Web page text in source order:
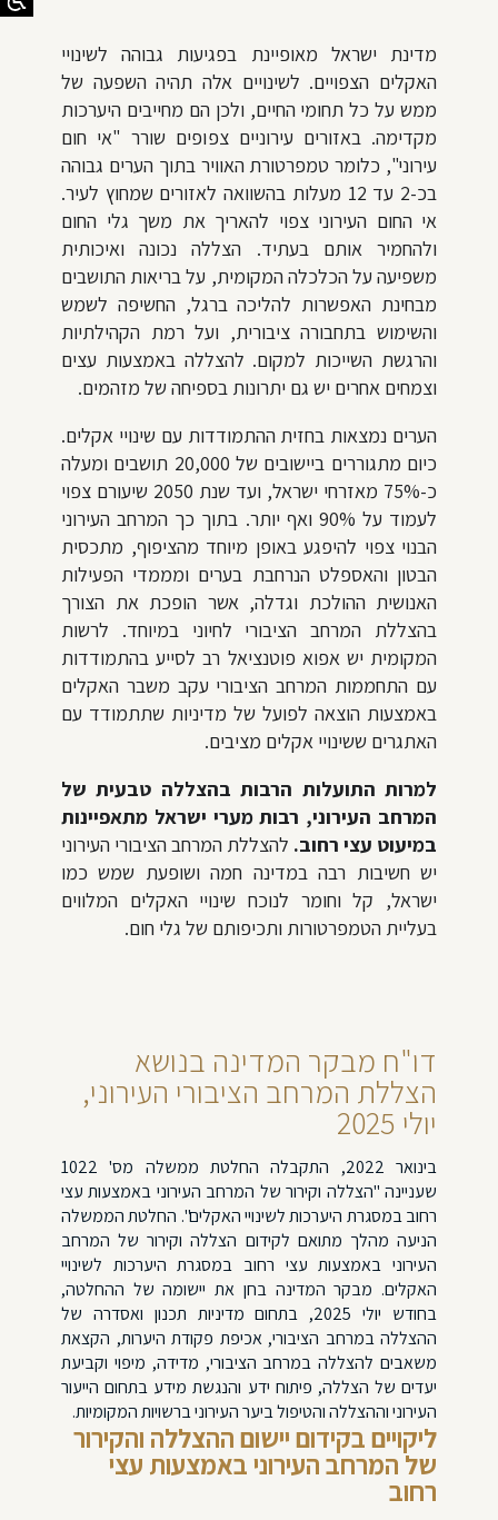
מדינת ישראל מאופיינת בפגיעות גבוהה לשינויי
האקלים הצפויים. לשינויים אלה תהיה השפעה של
ממש על כל תחומי החיים, ולכן הם מחייבים היערכות
מקדימה. באזורים עירוניים צפופים שורר "אי חום
עירוני", כלומר טמפרטורת האוויר בתוך הערים גבוהה
בכ-2 עד 12 מעלות בהשוואה לאזורים שמחוץ לעיר.
אי החום העירוני צפוי להאריך את משך גלי החום
ולהחמיר אותם בעתיד. הצללה נכונה ואיכותית
משפיעה על הכלכלה המקומית, על בריאות התושבים
מבחינת האפשרות להליכה ברגל, החשיפה לשמש
והשימוש בתחבורה ציבורית, ועל רמת הקהילתיות
והרגשת השייכות למקום. להצללה באמצעות עצים
וצמחים אחרים יש גם יתרונות בספיחה של מזהמים.
הערים נמצאות בחזית ההתמודדות עם שינויי אקלים.
כיום מתגוררים ביישובים של 20,000 תושבים ומעלה
כ-75% מאזרחי ישראל, ועד שנת 2050 שיעורם צפוי
לעמוד על 90% ואף יותר. בתוך כך המרחב העירוני
הבנוי צפוי להיפגע באופן מיוחד מהציפוף, מתכסית
הבטון והאספלט הנרחבת בערים ומממדי הפעילות
האנושית ההולכת וגדלה, אשר הופכת את הצורך
בהצללת המרחב הציבורי לחיוני במיוחד. לרשות
המקומית יש אפוא פוטנציאל רב לסייע בהתמודדות
עם התחממות המרחב הציבורי עקב משבר האקלים
באמצעות הוצאה לפועל של מדיניות שתתמודד עם
האתגרים ששינויי אקלים מציבים.
למרות התועלות הרבות בהצללה טבעית של
המרחב העירוני, רבות מערי ישראל מתאפיינות
במיעוט עצי רחוב. להצללת המרחב הציבורי העירוני
יש חשיבות רבה במדינה חמה ושופעת שמש כמו
ישראל, קל וחומר לנוכח שינויי האקלים המלווים
בעליית הטמפרטורות ותכיפותם של גלי חום.
דו"ח מבקר המדינה בנושא
הצללת המרחב הציבורי העירוני,
יולי 2025
בינואר 2022, התקבלה החלטת ממשלה מס' 1022
שעניינה "הצללה וקירור של המרחב העירוני באמצעות עצי
רחוב במסגרת היערכות לשינויי האקלים". החלטת הממשלה
הניעה מהלך מתואם לקידום הצללה וקירור של המרחב
העירוני באמצעות עצי רחוב במסגרת היערכות לשינויי
האקלים. מבקר המדינה בחן את יישומה של ההחלטה,
בחודש יולי 2025, בתחום מדיניות תכנון ואסדרה של
ההצללה במרחב הציבורי, אכיפת פקודת היערות, הקצאת
משאבים להצללה במרחב הציבורי, מדידה, מיפוי וקביעת
יעדים של הצללה, פיתוח ידע והנגשת מידע בתחום הייעור
העירוני וההצללה והטיפול ביער העירוני ברשויות המקומיות.
ליקויים בקידום יישום ההצללה והקירור
של המרחב העירוני באמצעות עצי
רחוב